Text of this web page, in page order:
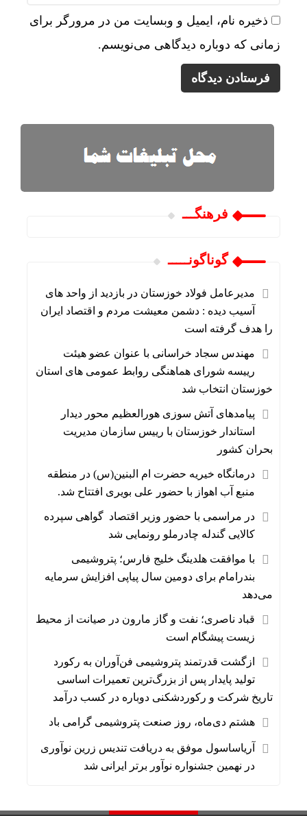
ذخیره نام، ایمیل و وبسایت من در مرورگر برای
زمانی که دوباره دیدگاهی می‌نویسم.
فرهنگـــ
گوناگونـــــ
مدیرعامل فولاد خوزستان در بازدید از واحد های
آسیب دیده : دشمن معیشت مردم و اقتصاد ایران
را هدف گرفته است
مهندس سجاد خراسانی با عنوان عضو هیئت
رییسه شورای هماهنگی روابط عمومی های استان
خوزستان انتخاب شد
پیامدهای آتش سوزی هورالعظیم محور دیدار
استاندار خوزستان با رییس سازمان مدیریت
بحران کشور
درمانگاه خیریه حضرت ام البنین(س) در منطقه
منبع آب اهواز با حضور علی بویری افتتاح شد.
در مراسمی با حضور وزیر اقتصاد گواهی سپرده
کالایی گندله چادرملو رونمایی شد
با موافقت هلدینگ خلیج فارس؛ پتروشیمی
بندرامام برای دومین سال پیاپی افزایش سرمایه
می‌دهد
قباد ناصری؛ نفت و گاز مارون در صیانت از محیط
زیست پیشگام است
ازگشت قدرتمند پتروشیمی فن‌آوران به رکورد
تولید پایدار پس از بزرگ‌ترین تعمیرات اساسی
تاریخ شرکت و رکوردشکنی دوباره در کسب درآمد
هشتم دی‌ماه، روز صنعت پتروشیمی گرامی باد
آریاساسول موفق به دریافت تندیس زرین نوآوری
در نهمین جشنواره نوآور برتر ایرانی شد